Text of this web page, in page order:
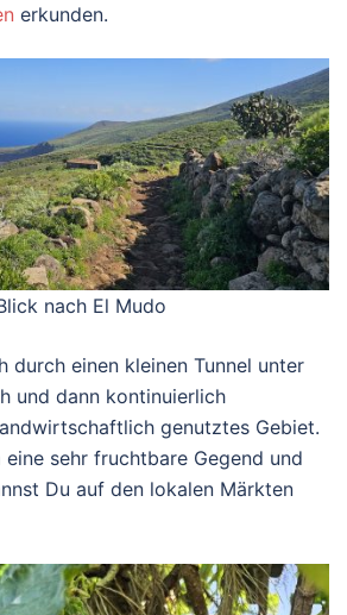
erkunden.
nach El Mudo
durch einen kleinen Tunnel unter
und dann kontinuierlich
genutztes Gebiet.
eine sehr fruchtbare Gegend und
Du auf den lokalen Märkten